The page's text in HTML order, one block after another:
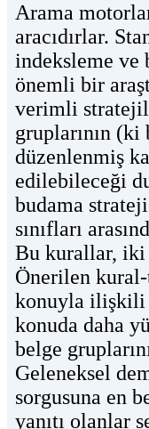
Arama
aracıdırlar.
indeksleme
önemli bir
verimli
gruplarının
düzenlenmiş
edilebileceği
budama
sınıfları
Bu kurallar, iki
Önerilen
konuyla ilişkili
konuda daha
belge
Geleneksel
sorgusuna en
yanıtı olanlar